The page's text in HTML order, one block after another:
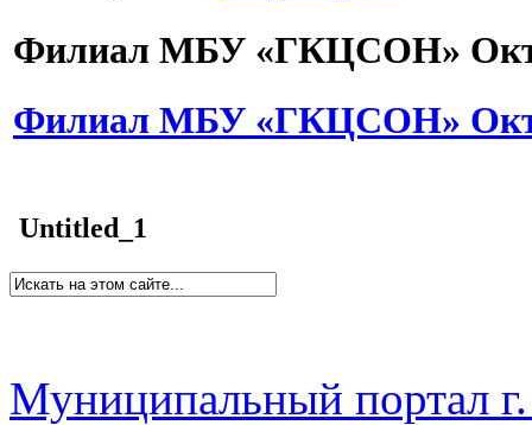
Филиал МБУ «ГКЦСОН»
Филиал МБУ «ГКЦСОН»
Untitled_1
Муниципальный портал